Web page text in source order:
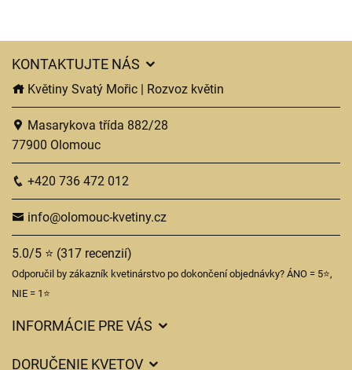
KONTAKTUJTE NÁS
Květiny Svatý Mořic | Rozvoz květin
Masarykova třída 882/28
77900 Olomouc
+420 736 472 012
info@olomouc-kvetiny.cz
5.0/5 ⭐ (317 recenzií)
Odporučil by zákazník kvetinárstvo po dokončení objednávky? ÁNO = 5⭐,
NIE = 1⭐
INFORMÁCIE PRE VÁS
DORUČENIE KVETOV